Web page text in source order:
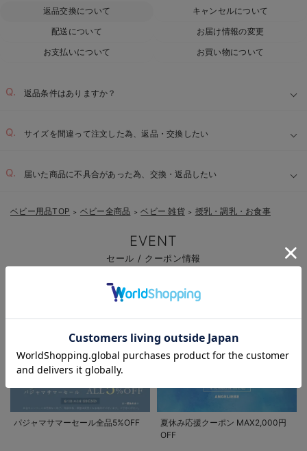
返品交換について
キャンセルについて
配送について
お届け情報の変更
お支払いについて
お買い物について
返品条件はありますか？
サイズを間違って注文した為、返品・交換したい
届いた商品に不具合があった為、交換・返品したい
お気に入り商品を確認する
ベビー用品TOP ＞ ベビー全商品 ＞ ベビー 雑貨 ＞ 授乳・調乳・お食事
EVENT
セール / クーポン情報
パジャマサマーセール全品5%OFF
夏休み応援クーポン MAX2,000円
OFF